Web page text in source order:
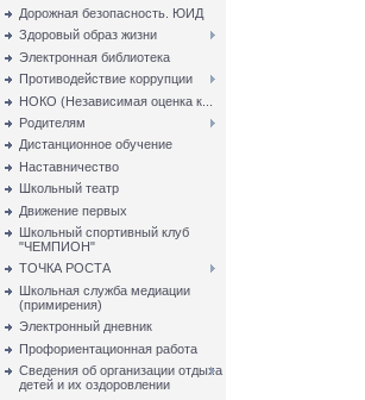
Дорожная безопасность. ЮИД
Здоровый образ жизни
Электронная библиотека
Противодействие коррупции
НОКО (Независимая оценка к...
Родителям
Дистанционное обучение
Наставничество
Школьный театр
Движение первых
Школьный спортивный клуб
"ЧЕМПИОН"
ТОЧКА РОСТА
Школьная служба медиации
(примирения)
Электронный дневник
Профориентационная работа
Сведения об организации отдыха
детей и их оздоровлении